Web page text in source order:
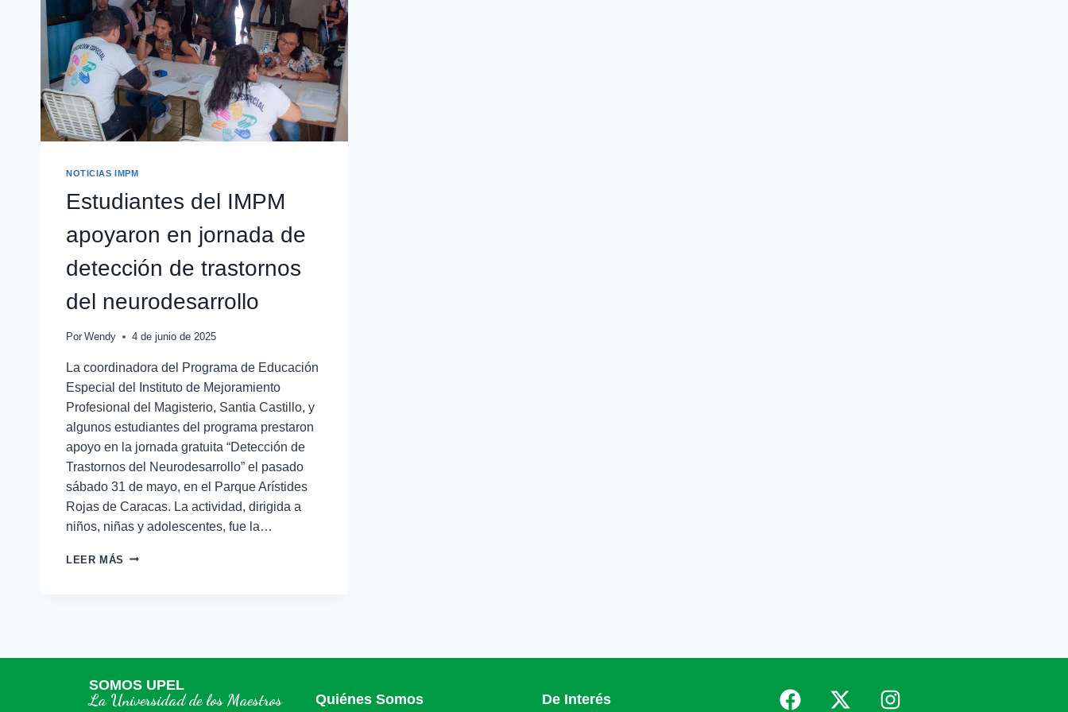
NOTICIAS IMPM
Estudiantes del IMPM
apoyaron en jornada de
detección de trastornos
del neurodesarrollo
Por Wendy 4 de junio de 2025
La coordinadora del Programa de Educación
Especial del Instituto de Mejoramiento
Profesional del Magisterio, Santia Castillo, y
algunos estudiantes del programa prestaron
apoyo en la jornada gratuita “Detección de
Trastornos del Neurodesarrollo” el pasado
sábado 31 de mayo, en el Parque Arístides
Rojas de Caracas. La actividad, dirigida a
niños, niñas y adolescentes, fue la…
LEER MÁS
SOMOS UPEL
La Universidad de los Maestros Quiénes Somos De Interés